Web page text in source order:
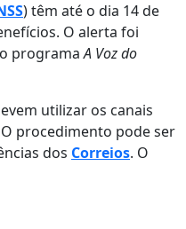
) têm até o dia 14 de
O alerta foi
programaA Voz do
utilizar os canais
procedimento pode ser
dos Correios. O